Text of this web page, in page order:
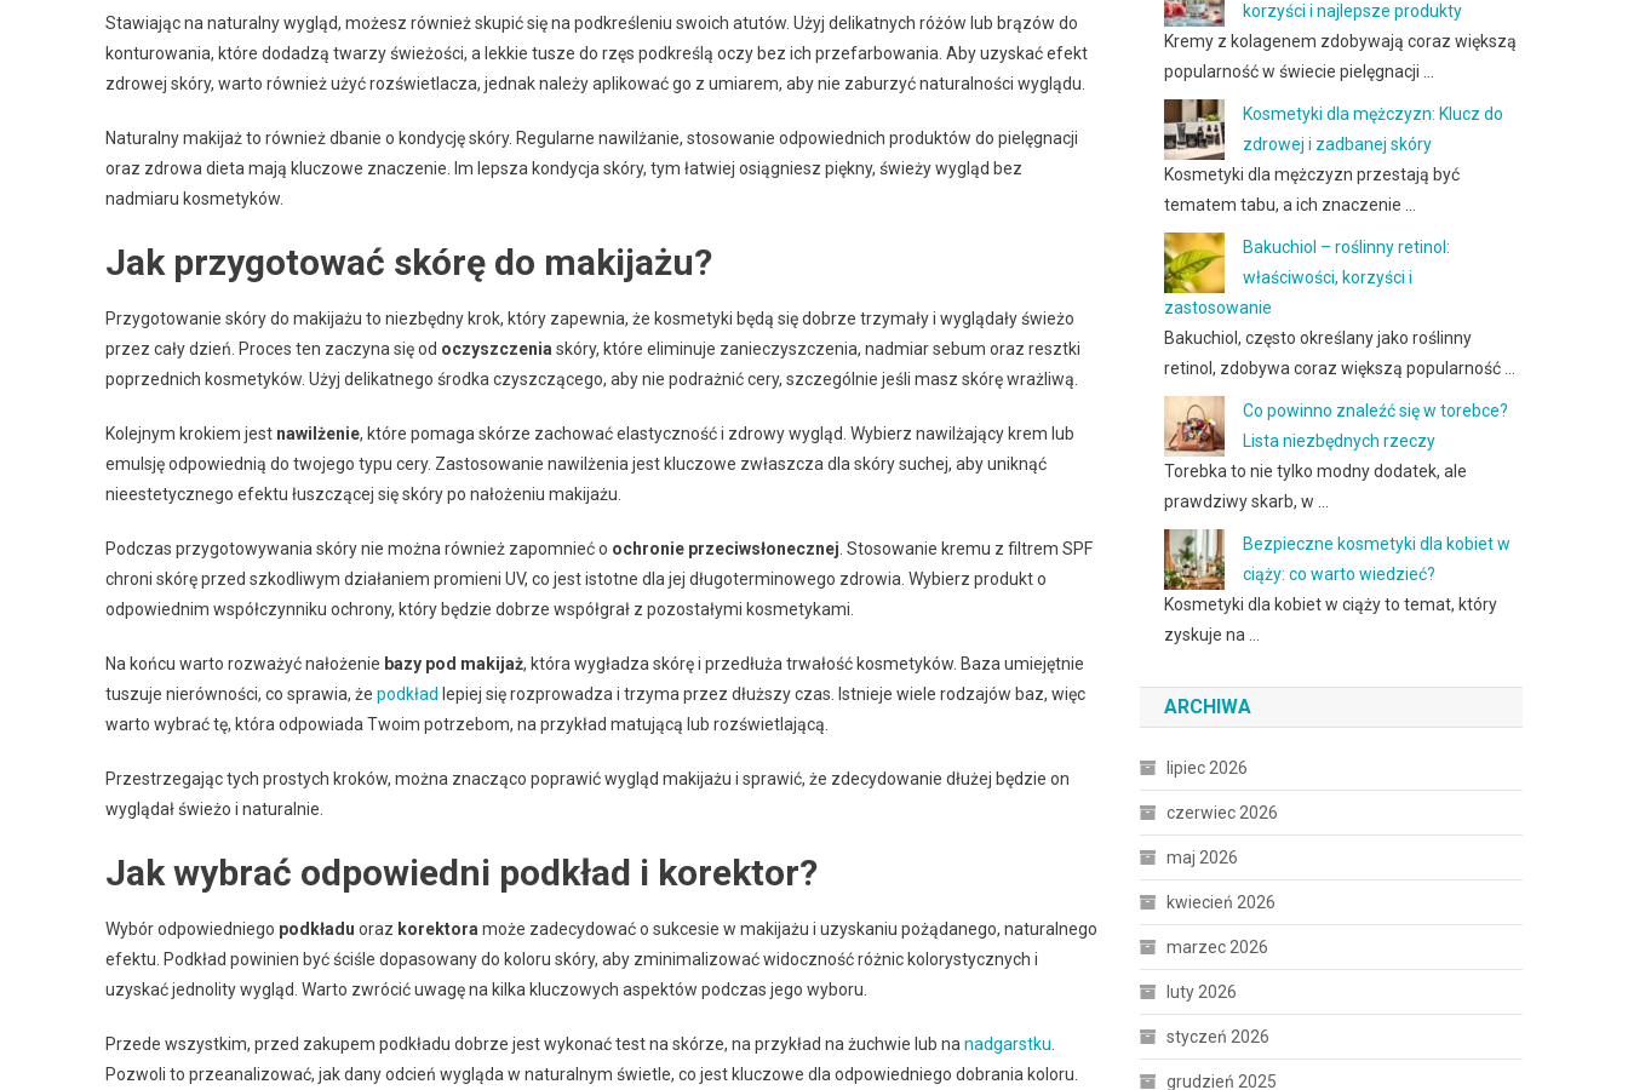
Stawiając na naturalny wygląd, możesz również skupić się na podkreśleniu swoich atutów. Użyj delikatnych różów lub brązów do
konturowania, które dodadzą twarzy świeżości, a lekkie tusze do rzęs podkreślą oczy bez ich przefarbowania. Aby uzyskać efekt
zdrowej skóry, warto również użyć rozświetlacza, jednak należy aplikować go z umiarem, aby nie zaburzyć naturalności wyglądu.
Naturalny makijaż to również dbanie o kondycję skóry. Regularne nawilżanie, stosowanie odpowiednich produktów do pielęgnacji
oraz zdrowa dieta mają kluczowe znaczenie. Im lepsza kondycja skóry, tym łatwiej osiągniesz piękny, świeży wygląd bez
nadmiaru kosmetyków.
Jak przygotować skórę do makijażu?
Przygotowanie skóry do makijażu to niezbędny krok, który zapewnia, że kosmetyki będą się dobrze trzymały i wyglądały świeżo
przez cały dzień. Proces ten zaczyna się od oczyszczenia skóry, które eliminuje zanieczyszczenia, nadmiar sebum oraz resztki
poprzednich kosmetyków. Użyj delikatnego środka czyszczącego, aby nie podrażnić cery, szczególnie jeśli masz skórę wrażliwą.
Kolejnym krokiem jest nawilżenie, które pomaga skórze zachować elastyczność i zdrowy wygląd. Wybierz nawilżający krem lub
emulsję odpowiednią do twojego typu cery. Zastosowanie nawilżenia jest kluczowe zwłaszcza dla skóry suchej, aby uniknąć
nieestetycznego efektu łuszczącej się skóry po nałożeniu makijażu.
Podczas przygotowywania skóry nie można również zapomnieć o ochronie przeciwsłonecznej . Stosowanie kremu z filtrem SPF
chroni skórę przed szkodliwym działaniem promieni UV, co jest istotne dla jej długoterminowego zdrowia. Wybierz produkt o
odpowiednim współczynniku ochrony, który będzie dobrze współgrał z pozostałymi kosmetykami.
Na końcu warto rozważyć nałożenie bazy pod makijaż, która wygładza skórę i przedłuża trwałość kosmetyków. Baza umiejętnie
tuszuje nierówności, co sprawia, że podkład lepiej się rozprowadza i trzyma przez dłuższy czas. Istnieje wiele rodzajów baz, więc
warto wybrać tę, która odpowiada Twoim potrzebom, na przykład matującą lub rozświetlającą.
Przestrzegając tych prostych kroków, można znacząco poprawić wygląd makijażu i sprawić, że zdecydowanie dłużej będzie on
wyglądał świeżo i naturalnie.
Jak wybrać odpowiedni podkład i korektor?
Wybór odpowiedniego podkładu oraz korektora może zadecydować o sukcesie w makijażu i uzyskaniu pożądanego, naturalnego
efektu. Podkład powinien być ściśle dopasowany do koloru skóry, aby zminimalizować widoczność różnic kolorystycznych i
uzyskać jednolity wygląd. Warto zwrócić uwagę na kilka kluczowych aspektów podczas jego wyboru.
Przede wszystkim, przed zakupem podkładu dobrze jest wykonać test na skórze, na przykład na żuchwie lub na nadgarstku
Pozwoli to przeanalizować, jak dany odcień wygląda w naturalnym świetle, co jest kluczowe dla odpowiedniego dobrania koloru.
korzyści i najlepsze produkty
Kremy z kolagenem zdobywają coraz większą
popularność w świecie pielęgnacji …
Kosmetyki dla mężczyzn: Klucz do
zdrowej i zadbanej skóry
Kosmetyki dla mężczyzn przestają być
tematem tabu, a ich znaczenie …
Bakuchiol – roślinny retinol:
właściwości, korzyści i
zastosowanie
Bakuchiol, często określany jako roślinny
retinol, zdobywa coraz większą popularność …
Co powinno znaleźć się w torebce?
Lista niezbędnych rzeczy
Torebka to nie tylko modny dodatek, ale
prawdziwy skarb, w …
Bezpieczne kosmetyki dla kobiet w
ciąży: co warto wiedzieć?
Kosmetyki dla kobiet w ciąży to temat, który
zyskuje na …
ARCHIWA
lipiec 2026
czerwiec 2026
maj 2026
kwiecień 2026
marzec 2026
luty 2026
styczeń 2026
grudzień 2025